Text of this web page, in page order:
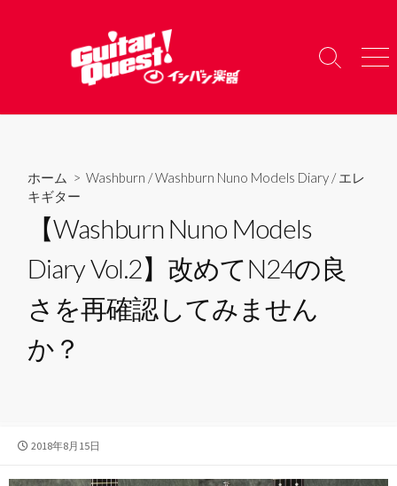
へ
検
り
メ
ー
ホーム > Washburn /Washburn Nuno Models Diary /エレ
キギター
【Washburn Nuno Models
Diary Vol.2】改めてN24の良
さを再確認してみません
か？
公
日
2018年8月15日